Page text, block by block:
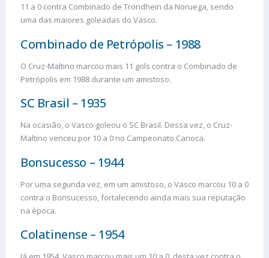
11 a 0 contra Combinado de Trondhein da Noruega, sendo
uma das maiores goleadas do Vasco.
Combinado de Petrópolis – 1988
O Cruz-Maltino marcou mais 11 gols contra o Combinado de
Petrópolis em 1988 durante um amistoso.
SC Brasil – 1935
Na ocasião, o Vasco goleou o SC Brasil. Dessa vez, o Cruz-
Maltino venceu por 10 a 0 no Campeonato Carioca.
Bonsucesso – 1944
Por uma segunda vez, em um amistoso, o Vasco marcou 10 a 0
contra o Bonsucesso, fortalecendo ainda mais sua reputação
na época.
Colatinense – 1954